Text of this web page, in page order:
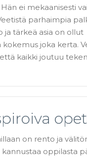
ei mekaanisesti
parhaimpia
ja tärkeä asia on ollut
joka kerta.
kaikki joutuu
on rento ja
oppilasta